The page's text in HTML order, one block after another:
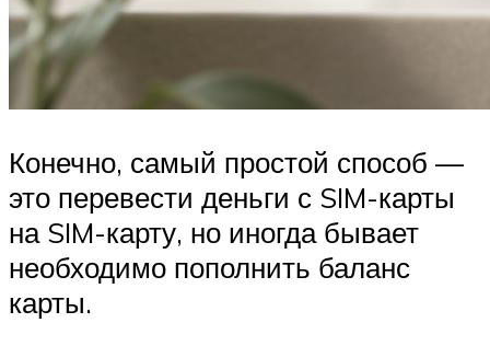
Конечно, самый простой способ —
это перевести деньги с SIM-карты
на SIM-карту, но иногда бывает
необходимо пополнить баланс
карты.